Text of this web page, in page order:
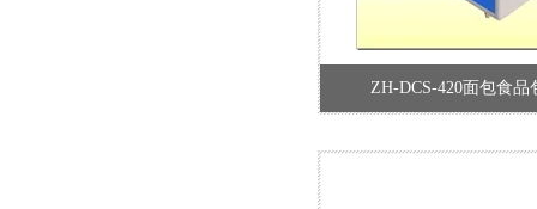
ZH-DCS-420面包食品